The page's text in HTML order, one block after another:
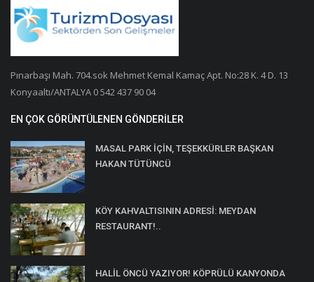
Pınarbaşı Mah. 704.sok Mehmet Kemal Kamaç Apt. No:28 K. 4 D. 13
Konyaaltı/ANTALYA 0 542 437 90 04
EN ÇOK GÖRÜNTÜLENEN GÖNDERILER
MASAL PARK İÇİN, TEŞEKKÜRLER BAŞKAN
HAKAN TÜTÜNCÜ
KÖY KAHVALTISININ ADRESİ: MEYDAN
RESTAURANT!..
HALİL ÖNCÜ YAZIYOR! KÖPRÜLÜ KANYONDA